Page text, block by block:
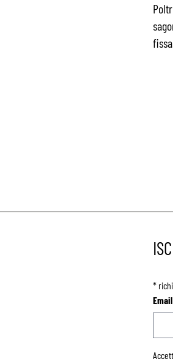
*
Email